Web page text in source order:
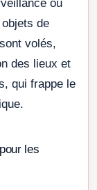
ou
de
volés,
des lieux et
qui frappe le
les